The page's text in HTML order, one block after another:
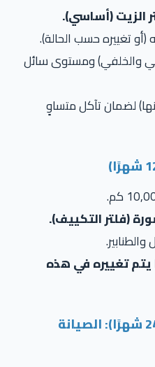
الزيت (أساسي).
تغييره حسب الحالة).
والخلفي) ومستوى سائل
لضمان تآكل متساوٍ
(فلتر التكييف).
يتم تغييره في هذه
✅ صيانة 40,000 كم (أو 24 شهرًا): الصيانة